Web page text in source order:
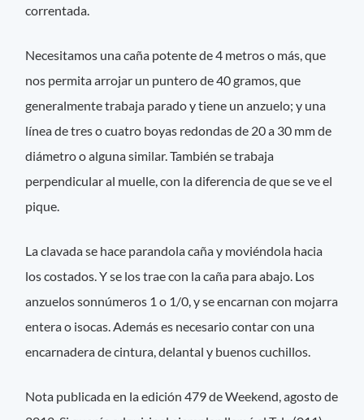
correntada.
Necesitamos una caña potente de 4 metros o más, que
nos permita arrojar un puntero de 40 gramos, que
generalmente trabaja parado y tiene un anzuelo; y una
línea de tres o cuatro boyas redondas de 20 a 30 mm de
diámetro o alguna similar. También se trabaja
perpendicular al muelle, con la diferencia de que se ve el
pique.
La clavada se hace parandola caña y moviéndola hacia
los costados. Y se los trae con la caña para abajo. Los
anzuelos sonnúmeros 1 o 1/0, y se encarnan con mojarra
entera o isocas. Además es necesario contar con una
encarnadera de cintura, delantal y buenos cuchillos.
Nota publicada en la edición 479 de Weekend, agosto de